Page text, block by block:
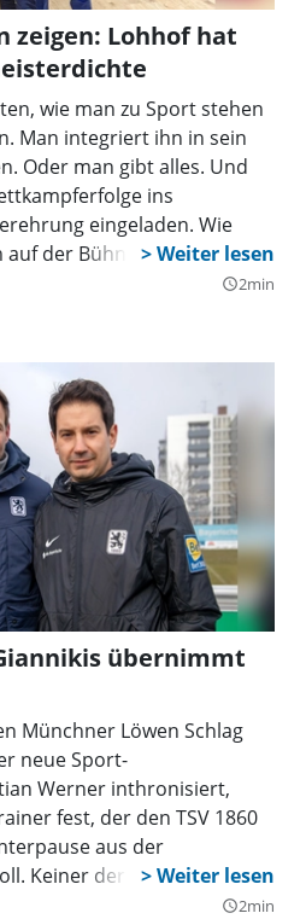
zeigen: Lohhof hat
wie man zu Sport stehen
Man integriert ihn in sein
Oder man gibt alles. Und
ins
eingeladen. Wie
auf der Bühne in jeder
Was man bei der
Weltmeisterdichte: Andy
ist Weltmeister in Karate.
den Weltmeisterschaften
Plätze belegt. Beim
Petersen den 73. Platz
für den TSC
Für die Abteilung
hat Hermann Pacher den 4.
der Weltmeisterschaft in
errang den zweiten
Olympics Weltspielen.
der Abend für auch für
Böck sportlich: Denn auch
und deutschen
und Ligen hatte man
So zeichnete Böck
aus.
query_builder2min
übernimmt
Münchner Löwen Schlag
neue Sport-
Werner inthronisiert,
fest, der den TSV 1860
aus der
Keiner der in der Presse
ein vergleichsweise
query_builder2min